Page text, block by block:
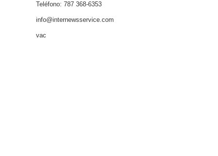
Teléfono: 787 368-6353
info@internewsservice.com
vac